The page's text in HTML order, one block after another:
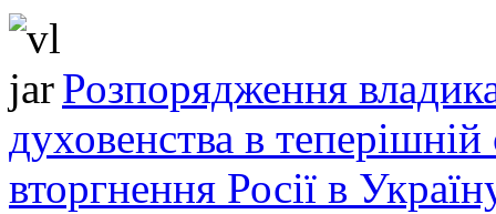
Розпорядження
духовенства в теперішній
вторгнення Росії в